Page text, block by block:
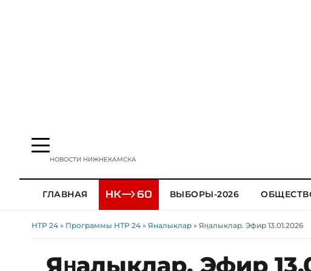
НОВОСТИ НИЖНЕКАМСКА
ГЛАВНАЯ ВЫБОРЫ-2026
НТР 24 » Программы НТР 24 » Яналыклар » Яңалыклар. Эфир 13.01.2026
Яңалыклар. Эфир